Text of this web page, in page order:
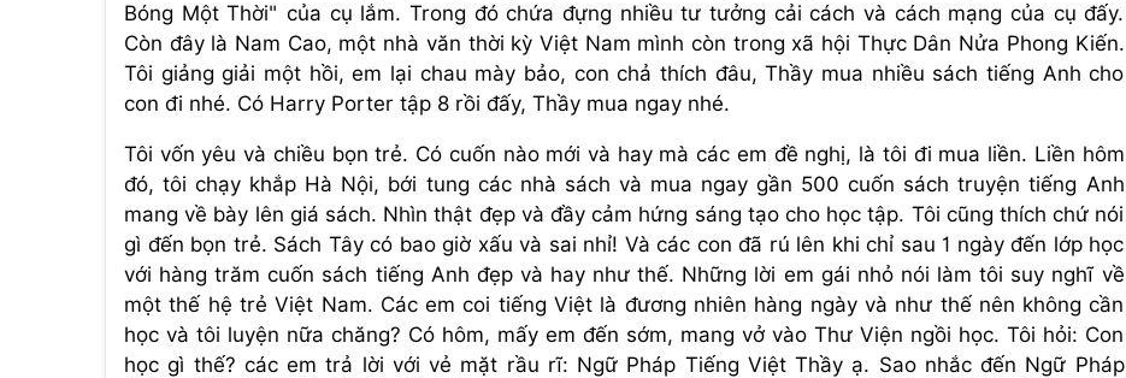
Bóng Một Thời" của cụ lắm. Trong đó chứa đựng nhiều tư tưởng cải cách và cách mạng của cụ đấy.
Còn đây là Nam Cao, một nhà văn thời kỳ Việt Nam mình còn trong xã hội Thực Dân Nửa Phong Kiến.
Tôi giảng giải một hồi, em lại chau mày bảo, con chả thích đâu, Thầy mua nhiều sách tiếng Anh cho
con đi nhé. Có Harry Porter tập 8 rồi đấy, Thầy mua ngay nhé.
Tôi vốn yêu và chiều bọn trẻ. Có cuốn nào mới và hay mà các em đề nghị, là tôi đi mua liền. Liền hôm
đó, tôi chạy khắp Hà Nội, bới tung các nhà sách và mua ngay gần 500 cuốn sách truyện tiếng Anh
mang về bày lên giá sách. Nhìn thật đẹp và đầy cảm hứng sáng tạo cho học tập. Tôi cũng thích chứ nói
gì đến bọn trẻ. Sách Tây có bao giờ xấu và sai nhỉ! Và các con đã rú lên khi chỉ sau 1 ngày đến lớp học
với hàng trăm cuốn sách tiếng Anh đẹp và hay như thế. Những lời em gái nhỏ nói làm tôi suy nghĩ về
một thế hệ trẻ Việt Nam. Các em coi tiếng Việt là đương nhiên hàng ngày và như thế nên không cần
học và tôi luyện nữa chăng? Có hôm, mấy em đến sớm, mang vở vào Thư Viện ngồi học. Tôi hỏi: Con
học gì thế? các em trả lời với vẻ mặt rầu rĩ: Ngữ Pháp Tiếng Việt Thầy ạ. Sao nhắc đến Ngữ Pháp